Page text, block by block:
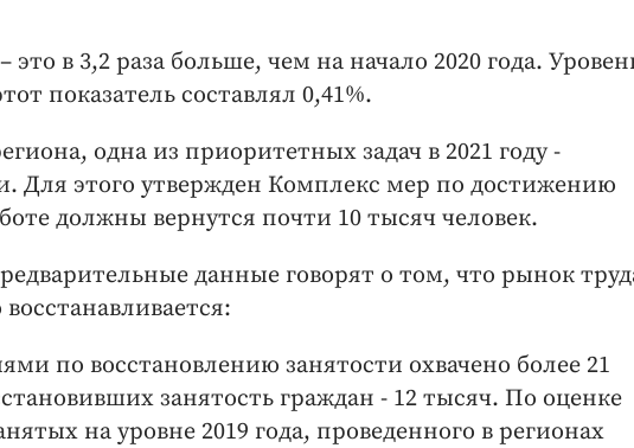
это в 3,2 раза больше, чем на начало 2020 года.
показатель составлял 0,41%.
одна из приоритетных задач в 2021 году -
Для этого утвержден Комплекс мер по достижению
должны вернутся почти 10 тысяч человек.
данные говорят о том, что рынок
по восстановлению занятости охвачено более 21
занятость граждан - 12 тысяч. По оценке
на уровне 2019 года, проведенного в регионах